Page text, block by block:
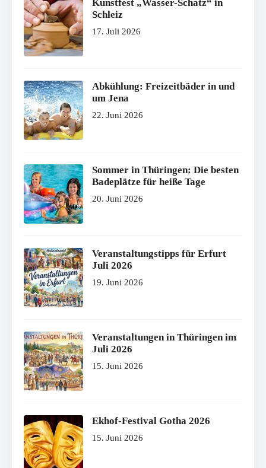
Kunstfest „Wasser-Schatz“ in
Schleiz
17. Juli 2026
Abkühlung: Freizeitbäder in und
um Jena
22. Juni 2026
Sommer in Thüringen: Die besten
Badeplätze für heiße Tage
20. Juni 2026
Veranstaltungstipps für Erfurt
Juli 2026
19. Juni 2026
Veranstaltungen in Thüringen im
Juli 2026
15. Juni 2026
Ekhof-Festival Gotha 2026
15. Juni 2026